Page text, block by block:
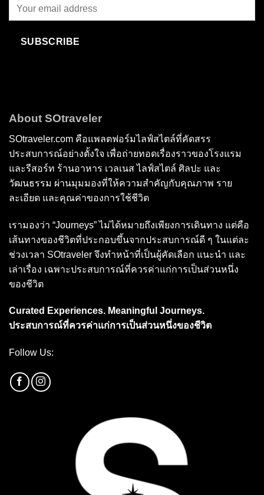
SUBSCRIBE
About SOtraveler
SOtraveler.com คือแพลตฟอร์มไลฟ์สไตล์ที่คัดสรร
ประสบการณ์อย่างตั้งใจ เพื่อถ่ายทอดเรื่องราวของโรงแรม
และรีสอร์ท ร้านอาหาร เวลเนส ไลฟ์สไตล์ ศิลปะ และ
วัฒนธรรม ผ่านมุมมองที่ให้ความสำคัญกับคุณภาพ ราย
ละเอียด และคุณค่าของการใช้ชีวิต
เรามองว่า “Journeys” ไม่ได้หมายถึงเพียงการเดินทาง แต่คือ
เส้นทางของชีวิตที่ประกอบขึ้นจากประสบการณ์ดี ๆ ในแต่ละ
ช่วงเวลา SOtraveler จึงทำหน้าที่เป็นผู้คัดเลือก แนะนำ และ
เล่าเรื่อง เฉพาะประสบการณ์ที่ควรค่าแก่การเป็นส่วนหนึ่ง
ของชีวิต
Curated Experiences. Meaningful Journeys.
ประสบการณ์ที่ควรค่าแก่การเป็นส่วนหนึ่งของชีวิต
Follow Us: